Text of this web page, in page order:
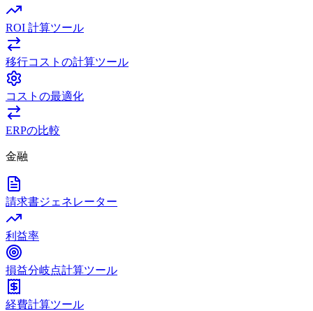
ROI 計算ツール
移行コストの計算ツール
コストの最適化
ERPの比較
金融
請求書ジェネレーター
利益率
損益分岐点計算ツール
経費計算ツール